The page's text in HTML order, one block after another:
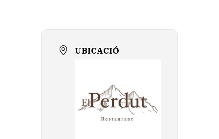
UBICACIÓ